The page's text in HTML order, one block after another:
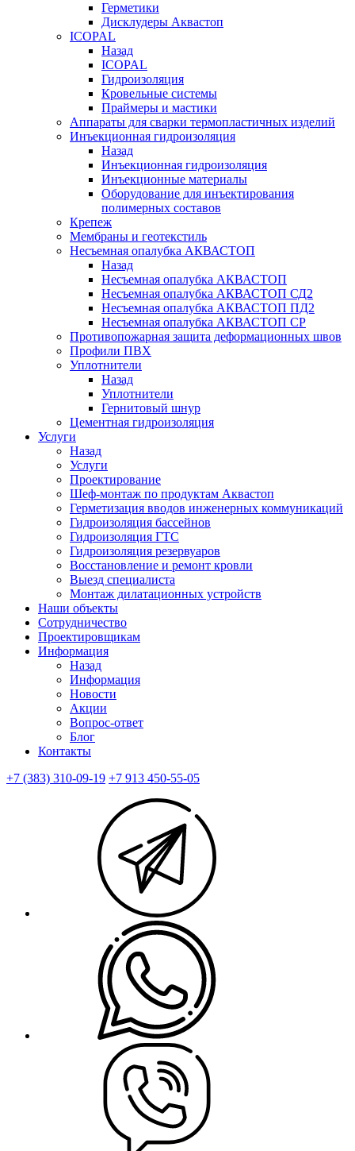
Герметики
Дисклудеры Аквастоп
ICOPAL
Назад
ICOPAL
Гидроизоляция
Кровельные системы
Праймеры и мастики
Аппараты для сварки термопластичных изделий
Инъекционная гидроизоляция
Назад
Инъекционная гидроизоляция
Инъекционные материалы
Оборудование для инъектирования
полимерных составов
Крепеж
Мембраны и геотекстиль
Несъемная опалубка АКВАСТОП
Назад
Несъемная опалубка АКВАСТОП
Несъемная опалубка АКВАСТОП СД2
Несъемная опалубка АКВАСТОП ПД2
Несъемная опалубка АКВАСТОП СР
Противопожарная защита деформационных швов
Профили ПВХ
Уплотнители
Назад
Уплотнители
Гернитовый шнур
Цементная гидроизоляция
Услуги
Назад
Услуги
Проектирование
Шеф-монтаж по продуктам Аквастоп
Герметизация вводов инженерных коммуникаций
Гидроизоляция бассейнов
Гидроизоляция ГТС
Гидроизоляция резервуаров
Восстановление и ремонт кровли
Выезд специалиста
Монтаж дилатационных устройств
Наши объекты
Сотрудничество
Проектировщикам
Информация
Назад
Информация
Новости
Акции
Вопрос-ответ
Блог
Контакты
+7 (383) 310-09-19 +7 913 450-55-05